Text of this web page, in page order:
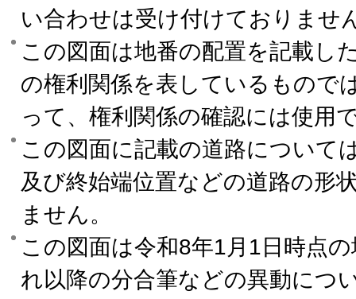
い合わせは受け付けておりませ
この図面は地番の配置を記載し
の権利関係を表しているもので
って、権利関係の確認には使用
この図面に記載の道路について
及び終始端位置などの道路の形
ません。
この図面は令和8年1月1日時点
れ以降の分合筆などの異動につ